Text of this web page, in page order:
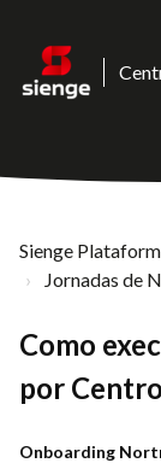
Sienge
Jornadas de
Como
por
Onboarding